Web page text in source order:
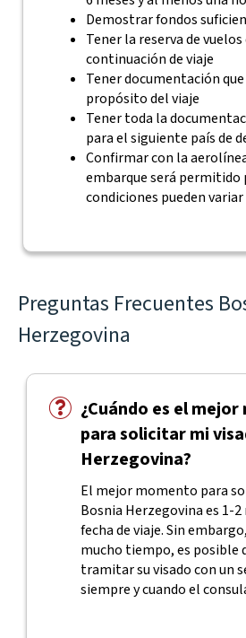
Demostrar fondos
Tener la reserva de
continuación de viaje
Tener documentación
propósito del viaje
Tener toda la
para el siguiente país de
Confirmar con la
embarque será permitido
condiciones pueden variar
Preguntas Frecuentes
Herzegovina
¿Cuándo es el
para solicitar mi
Herzegovina?
El mejor momento para
Bosnia Herzegovina es 1-2
fecha de viaje. Sin
mucho tiempo, es posible
tramitar su visado con un
siempre y cuando el